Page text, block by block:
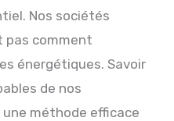
Nos sociétés
pas comment
énergétiques. Savoir
de nos
une méthode efficace